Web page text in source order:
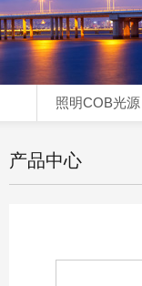
照明COB光源
产品中心